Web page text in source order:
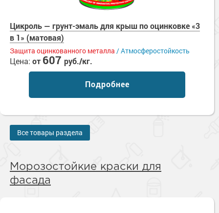
Цикроль — грунт-эмаль для крыш по оцинковке «3
в 1» (матовая)
Защита оцинкованного металла / Атмосферостойкость
Цена: от 607 руб./кг.
Подробнее
Все товары раздела
Морозостойкие краски для
фасада